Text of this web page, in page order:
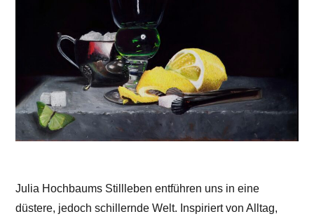
Julia Hochbaums Stillleben entführen uns in eine
düstere, jedoch schillernde Welt. Inspiriert von Alltag,